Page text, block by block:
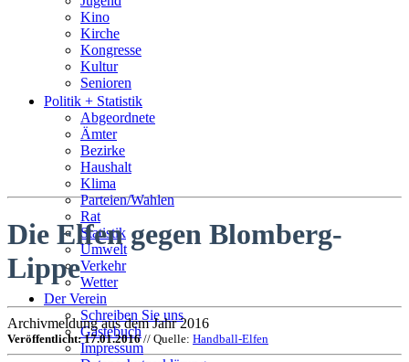
Kino
Kirche
Kongresse
Kultur
Senioren
Stadtführer
Straßen
Politik + Statistik
Abgeordnete
Ämter
Bezirke
Haushalt
Klima
Parteien/Wahlen
Rat
Statistik
Umwelt
Verkehr
Wetter
Der Verein
Schreiben Sie uns
Gästebuch
Impressum
Die Elfen gegen Blomberg-
Lippe
Archivmeldung aus dem Jahr 2016
Veröffentlicht: 17.01.2016// Quelle: Handball-Elfen